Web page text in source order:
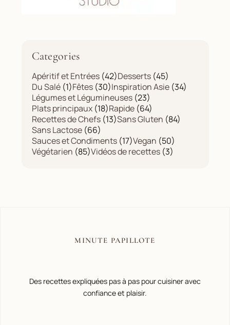
Categories
Apéritif et Entrées(42)Desserts(45)
Du Salé(1)Fêtes(30)Inspiration Asie(34)
Légumes et Légumineuses(23)
Plats principaux(18)Rapide(64)
Recettes de Chefs(13)Sans Gluten (84)
Sans Lactose(66)
Sauces et Condiments(17)Vegan (50)
Végétarien (85)Vidéos de recettes(3)
MINUTE PAPILLOTE
Des recettes expliquées pas à pas pour cuisiner avec
confiance et plaisir.